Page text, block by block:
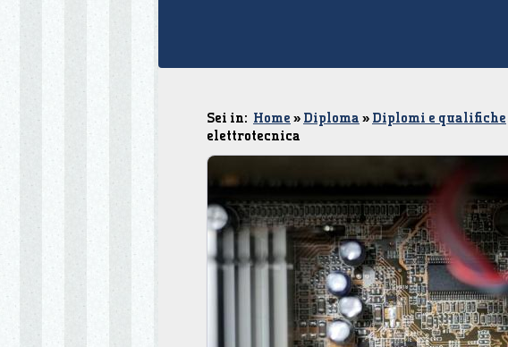
Sei in: Home » Diploma » Diplomi e qualifiche
elettrotecnica